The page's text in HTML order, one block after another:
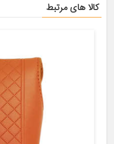
کالا های مرتبط